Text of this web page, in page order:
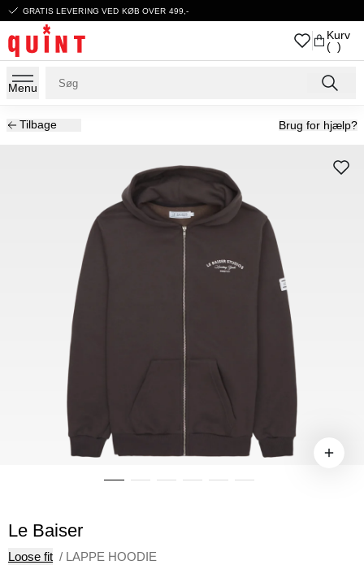
GRATIS LEVERING VED KØB OVER 499,-
Kurv
( )
Menu
Tilbage Brug for hjælp?
Le Baiser
Loose fit / LAPPE HOODIE